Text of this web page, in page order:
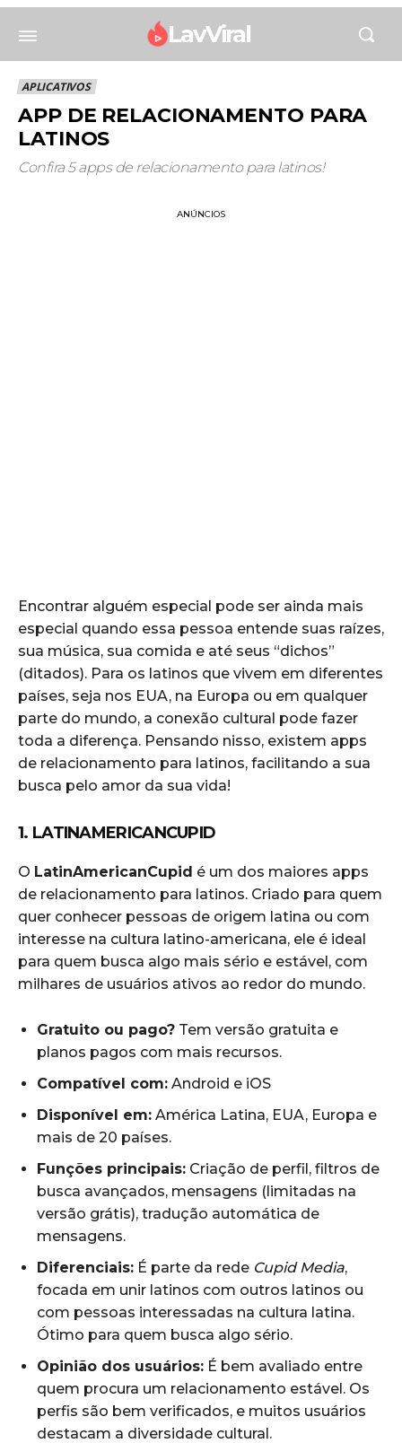
LavViral
APLICATIVOS
APP DE RELACIONAMENTO PARA
LATINOS
Confira 5 apps de relacionamento para latinos!
ANÚNCIOS
Encontrar alguém especial pode ser ainda mais
especial quando essa pessoa entende suas raízes,
sua música, sua comida e até seus “dichos”
(ditados). Para os latinos que vivem em diferentes
países, seja nos EUA, na Europa ou em qualquer
parte do mundo, a conexão cultural pode fazer
toda a diferença. Pensando nisso, existem apps
de relacionamento para latinos, facilitando a sua
busca pelo amor da sua vida!
1. LATINAMERICANCUPID
O LatinAmericanCupid é um dos maiores apps
de relacionamento para latinos. Criado para quem
quer conhecer pessoas de origem latina ou com
interesse na cultura latino-americana, ele é ideal
para quem busca algo mais sério e estável, com
milhares de usuários ativos ao redor do mundo.
Gratuito ou pago? Tem versão gratuita e
planos pagos com mais recursos.
Compatível com: Android e iOS
Disponível em: América Latina, EUA, Europa e
mais de 20 países.
Funções principais: Criação de perfil, filtros de
busca avançados, mensagens (limitadas na
versão grátis), tradução automática de
mensagens.
Diferenciais: É parte da rede Cupid Media,
focada em unir latinos com outros latinos ou
com pessoas interessadas na cultura latina.
Ótimo para quem busca algo sério.
Opinião dos usuários: É bem avaliado entre
quem procura um relacionamento estável. Os
perfis são bem verificados, e muitos usuários
destacam a diversidade cultural.